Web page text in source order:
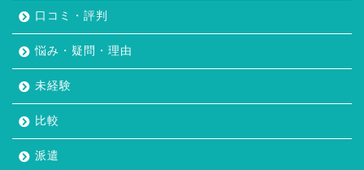
口コミ・評判
悩み・疑問・理由
未経験
比較
派遣